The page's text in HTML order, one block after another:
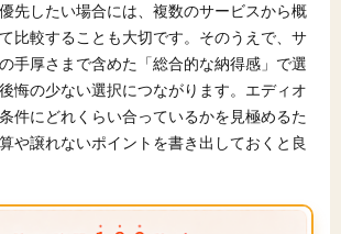
先したい場合には、複数のサービスから概
比較することも大切です。そのうえで、サ
手厚さまで含めた「総合的な納得感」で選
悔の少ない選択につながります。エディオ
件にどれくらい合っているかを見極めるた
や譲れないポイントを書き出しておくと良